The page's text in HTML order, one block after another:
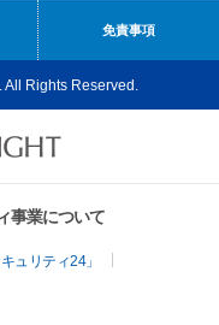
免責事項
Rights Reserved.
事業について
ュリティ24」